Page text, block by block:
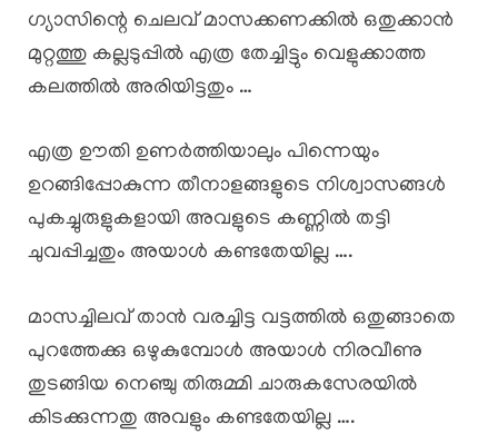
ഗ്യാസിന്റെ ചെലവ് മാസക്കണക്കിൽ ഒതുക്കാൻ
മുറ്റത്തു കല്ലടുപ്പിൽ എത്ര തേച്ചിട്ടും വെളുക്കാത്ത
കലത്തിൽ അരിയിട്ടതും …
എത്ര ഊതി ഉണർത്തിയാലും പിന്നെയും
ഉറങ്ങിപ്പോകുന്ന തീനാളങ്ങളുടെ നിശ്വാസങ്ങൾ
പുകച്ചുരുളുകളായി അവളുടെ കണ്ണിൽ തട്ടി
ചുവപ്പിച്ചതും അയാൾ കണ്ടതേയില്ല ….
മാസച്ചിലവ് താൻ വരച്ചിട്ട വട്ടത്തിൽ ഒതുങ്ങാതെ
പുറത്തേക്കു ഒഴുകുമ്പോൾ അയാൾ നിരവീണു
തുടങ്ങിയ നെഞ്ചു തിരുമ്മി ചാരുകസേരയിൽ
കിടക്കുന്നതു അവളും കണ്ടതേയില്ല ….